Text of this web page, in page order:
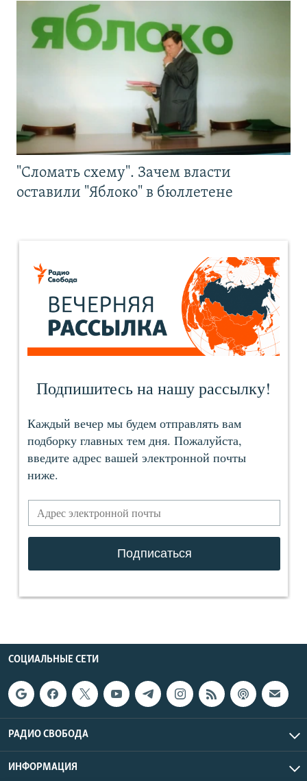
"Сломать схему". Зачем власти
оставили "Яблоко" в бюллетене
СОЦИАЛЬНЫЕ СЕТИ
РАДИО СВОБОДА
ИНФОРМАЦИЯ